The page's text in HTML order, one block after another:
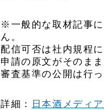
※一般的な取材記事
ん。
配信可否は社内規程
申請の原文がそのま
審査基準の公開は行
詳細：
日本酒メディ